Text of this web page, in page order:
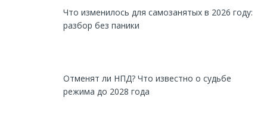
Что изменилось для самозанятых в 2026 году:
разбор без паники
Отменят ли НПД? Что известно о судьбе
режима до 2028 года